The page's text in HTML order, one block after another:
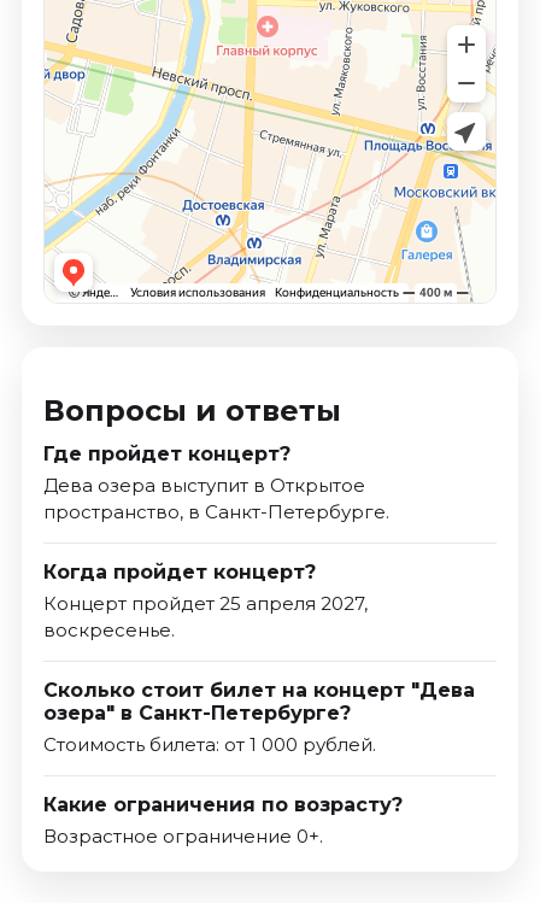
Вопросы и ответы
Где пройдет концерт?
Дева озера выступит в Открытое
пространство, в Санкт-Петербурге.
Когда пройдет концерт?
Концерт пройдет 25 апреля 2027,
воскресенье.
Сколько стоит билет на концерт "Дева
озера" в Санкт-Петербурге?
Стоимость билета: от 1 000 рублей.
Какие ограничения по возрасту?
Возрастное ограничение 0+.